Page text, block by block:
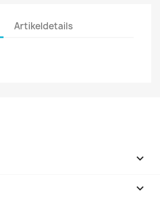
Artikeldetails

